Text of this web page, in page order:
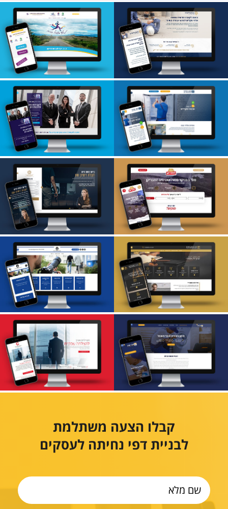
שחר- שירותי דרך מכון פוליגרף I.K.P
עו"ד בני פילובסקי-
קצבה מיוחדת
עמותת מסל"ן- לרוץ
בשביל הרוח
אלדד נונה- מקררים
ביתיים
עבירות מס- משרד
עו"ד טיקוצקי
המבריקן- ספות
ושטיחים
משרד עו"ד מיטל
סודרי- כלי ירייה
עו"ד יעקב זילברמן אורן חקירות
אבי זמיר- טכנאי
מומחה
Top-C
קבלו הצעה משתלמת
לבניית דפי נחיתה לעסקים